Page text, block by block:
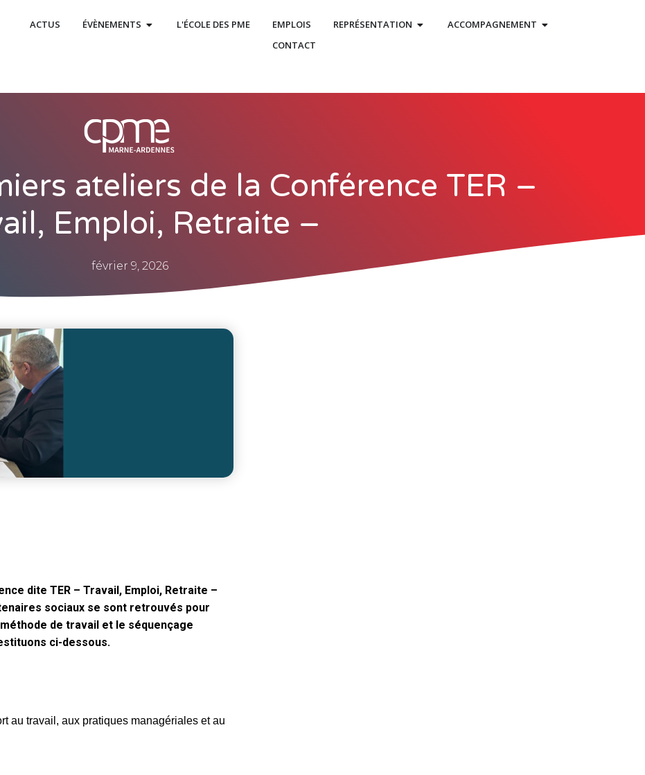
ACTUS ÉVÈNEMENTS L'ÉCOLE DES PME EMPLOIS REPRÉSENTATION
ACCOMPAGNEMENT
CONTACT
ateliers de la Conférence TER –
Emploi, Retraite –
février 9, 2026
dite TER – Travail, Emploi, Retraite –
sociaux se sont retrouvés pour
de travail et le séquençage
ci-dessous.
au travail, aux pratiques managériales et au